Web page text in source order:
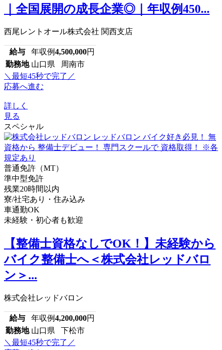
｜全国展開の成長企業◎｜年収例450...
西尾レントオール株式会社 関西支店
給与 年収例4,500,000円
勤務地 山口県 周南市
＼最短45秒で完了／
応募へ進む
詳しく
見る
スペシャル
普通免許（MT）
準中型免許
残業20時間以内
寮/社宅あり・住み込み
車通勤OK
未経験・初心者も歓迎
【整備士資格なしでOK！】未経験から
バイク整備士へ＜株式会社レッドバロ
ン＞...
株式会社レッドバロン
給与 年収例4,200,000円
勤務地 山口県 下松市
＼最短45秒で完了／